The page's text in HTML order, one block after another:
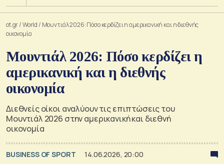
ot.gr/World / Μουντιάλ 2026: Πόσο κερδίζει η αμερικανική και η διεθνής
οικονομία
Μουντιάλ 2026: Πόσο κερδίζει η
αμερικανική και η διεθνής
οικονομία
Διεθνείς οίκοι αναλύουν τις επιπτώσεις του
Μουντιάλ 2026 στην αμερικανική και διεθνή
οικονομία
BUSINESS OF SPORT 14.06.2026, 20:00